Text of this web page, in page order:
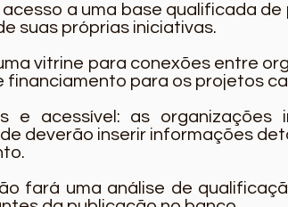
a uma base qualificada
suas próprias iniciativas.
vitrine para conexões entre
para os projetos
acessível: as organizações
deverão inserir informações
fará uma análise de